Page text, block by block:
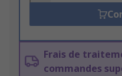
Frais de
commandes